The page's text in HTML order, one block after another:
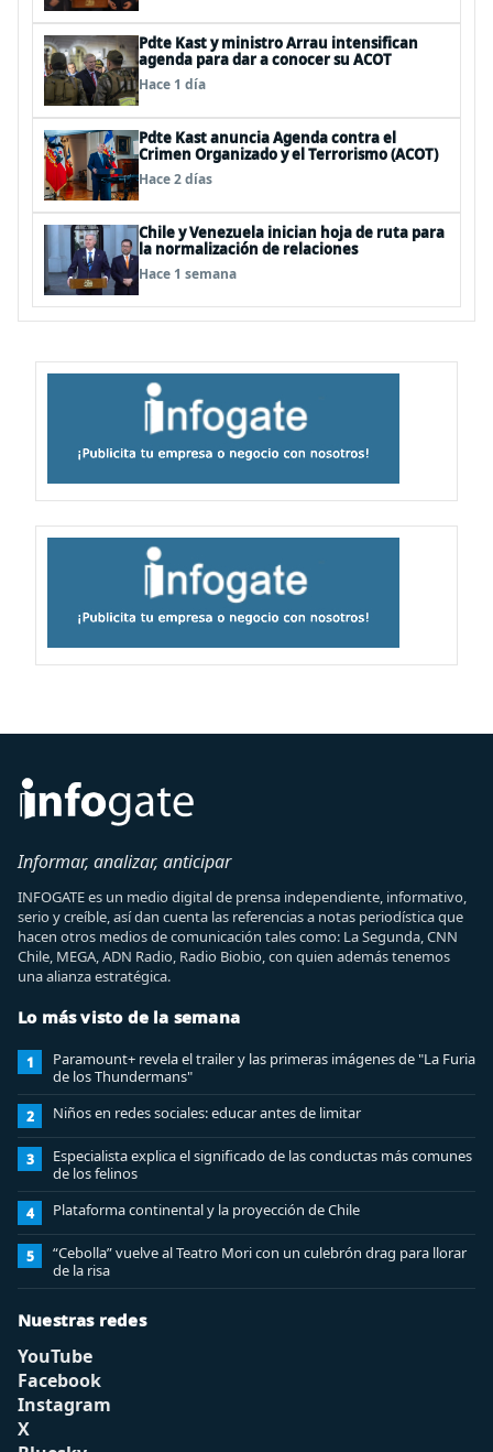
Pdte Kast y ministro Arrau intensifican
agenda para dar a conocer su ACOT
Hace 1 día
Pdte Kast anuncia Agenda contra el
Crimen Organizado y el Terrorismo (ACOT)
Hace 2 días
Chile y Venezuela inician hoja de ruta para
la normalización de relaciones
Hace 1 semana
Informar, analizar, anticipar
INFOGATE es un medio digital de prensa independiente, informativo,
serio y creíble, así dan cuenta las referencias a notas periodística que
hacen otros medios de comunicación tales como: La Segunda, CNN
Chile, MEGA, ADN Radio, Radio Biobio, con quien además tenemos
una alianza estratégica.
Lo más visto de la semana
1
Paramount+ revela el trailer y las primeras imágenes de "La Furia
de los Thundermans"
2 Niños en redes sociales: educar antes de limitar
3
Especialista explica el significado de las conductas más comunes
de los felinos
4 Plataforma continental y la proyección de Chile
5
“Cebolla” vuelve al Teatro Mori con un culebrón drag para llorar
de la risa
Nuestras redes
YouTube
Facebook
Instagram
X